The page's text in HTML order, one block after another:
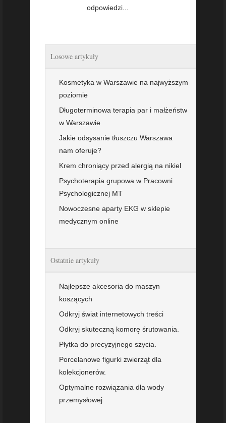
odpowiedzi...
Losowe artykuły
Kosmetyka w Warszawie na najwyższym
poziomie
Długoterminowa terapia par i małżeństw
w Warszawie
Jakie odsysanie tłuszczu Warszawa
nam oferuje?
Krem chroniący przed alergią na nikiel
Psychoterapia grupowa w Pracowni
Psychologicznej MT
Nowoczesne aparty EKG w sklepie
medycznym online
Ostatnie artykuły
Najlepsze akcesoria do maszyn
koszących
Odkryj świat internetowych treści
Odkryj skuteczną komorę śrutowania.
Płytka do precyzyjnego szycia.
Porcelanowe figurki zwierząt dla
kolekcjonerów.
Optymalne rozwiązania dla wody
przemysłowej